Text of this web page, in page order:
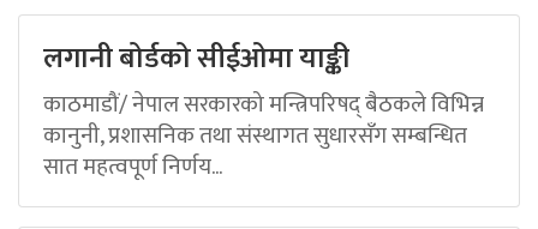
लगानी बोर्डको सीईओमा याङ्की
काठमाडौं/ नेपाल सरकारको मन्त्रिपरिषद् बैठकले विभिन्न
कानुनी, प्रशासनिक तथा संस्थागत सुधारसँग सम्बन्धित
सात महत्वपूर्ण निर्णय...